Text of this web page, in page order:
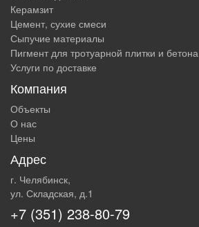
Керамзит
Цемент, сухие смеси
Сыпучие материалы
Пигмент для тротуарной плитки и бетона
Услуги по доставке
Компания
Объекты
О нас
Цены
Адрес
г. Челябинск,
ул. Складская, д.1
+7 (351) 238-80-79